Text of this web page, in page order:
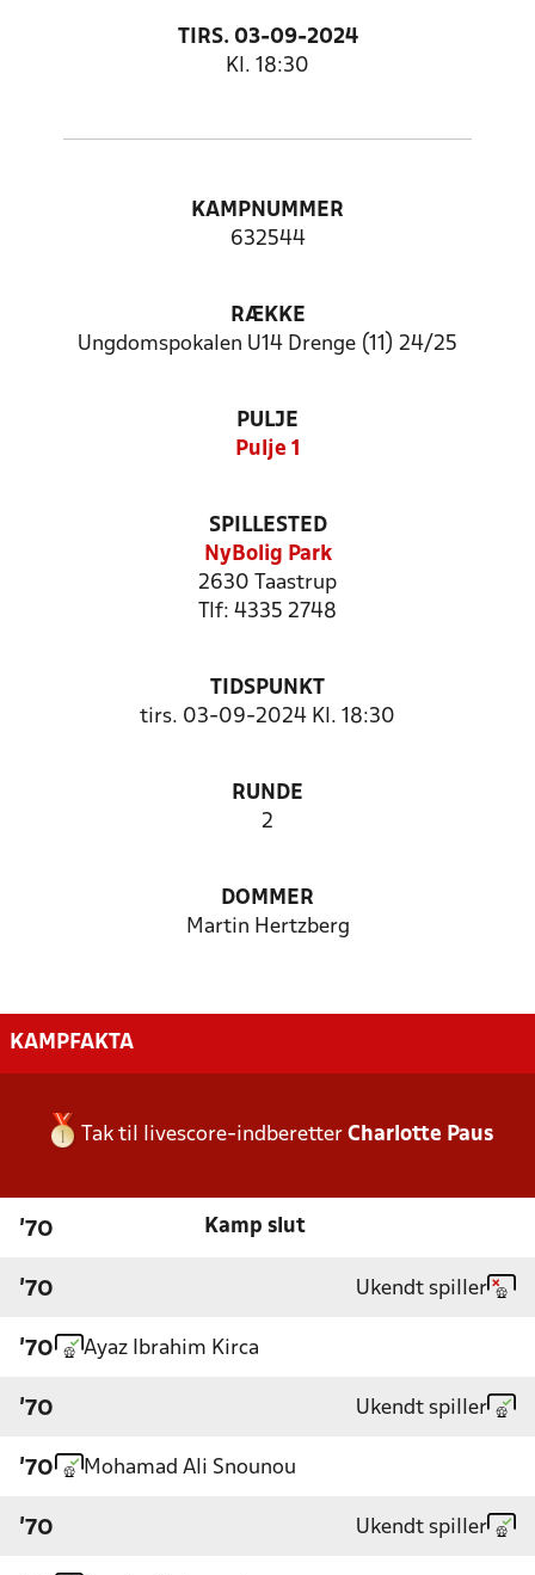
TIRS. 03-09-2024
Kl. 18:30
KAMPNUMMER
632544
RÆKKE
Ungdomspokalen U14 Drenge (11) 24/25
PULJE
Pulje 1
SPILLESTED
NyBolig Park
2630 Taastrup
Tlf: 4335 2748
TIDSPUNKT
tirs. 03-09-2024 Kl. 18:30
RUNDE
2
DOMMER
Martin Hertzberg
KAMPFAKTA
Tak til livescore-indberetter Charlotte Paus
'70 Kamp slut
'70 Ukendt spiller
'70 Ayaz Ibrahim Kirca
'70 Ukendt spiller
'70 Mohamad Ali Snounou
'70 Ukendt spiller